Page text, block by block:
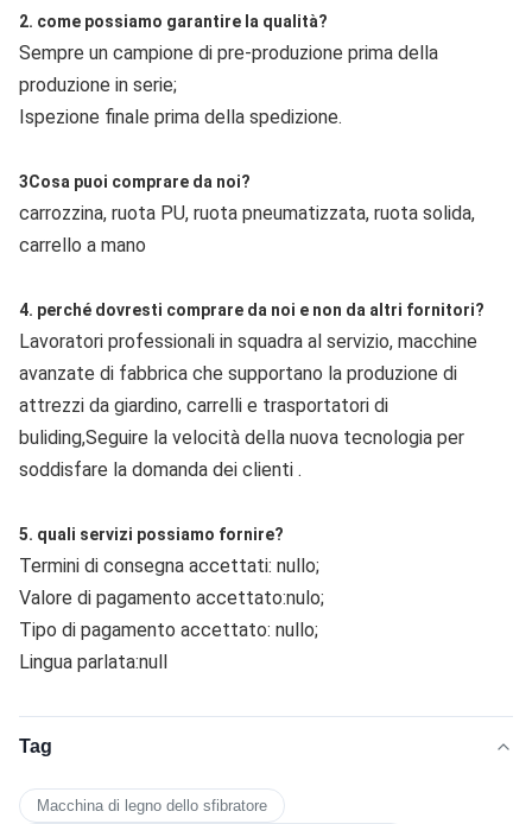
2. come possiamo garantire la qualità?
Sempre un campione di pre-produzione prima della
produzione in serie;
Ispezione finale prima della spedizione.
3Cosa puoi comprare da noi?
carrozzina, ruota PU, ruota pneumatizzata, ruota solida,
carrello a mano
4. perché dovresti comprare da noi e non da altri fornitori?
Lavoratori professionali in squadra al servizio, macchine
avanzate di fabbrica che supportano la produzione di
attrezzi da giardino, carrelli e trasportatori di
buliding,Seguire la velocità della nuova tecnologia per
soddisfare la domanda dei clienti .
5. quali servizi possiamo fornire?
Termini di consegna accettati: nullo;
Valore di pagamento accettato:nulo;
Tipo di pagamento accettato: nullo;
Lingua parlata:null
Tag
Macchina di legno dello sfibratore